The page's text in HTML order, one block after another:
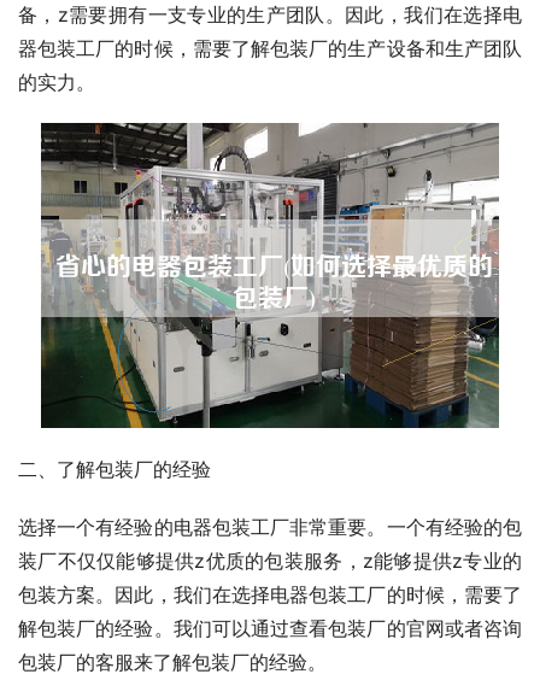
备，z需要拥有一支专业的生产团队。因此，我们在选择电
器包装工厂的时候，需要了解包装厂的生产设备和生产团队
的实力。
二、了解包装厂的经验
选择一个有经验的电器包装工厂非常重要。一个有经验的包
装厂不仅仅能够提供z优质的包装服务，z能够提供z专业的
包装方案。因此，我们在选择电器包装工厂的时候，需要了
解包装厂的经验。我们可以通过查看包装厂的官网或者咨询
包装厂的客服来了解包装厂的经验。